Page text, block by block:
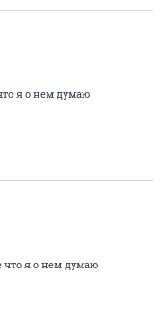
я о нем думаю
что я о нем думаю